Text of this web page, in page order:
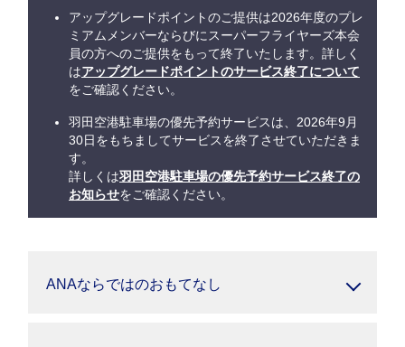
アップグレードポイントのご提供は2026年度のプレ
ミアムメンバーならびにスーパーフライヤーズ本会
員の方へのご提供をもって終了いたします。詳しく
はアップグレードポイントのサービス終了について
をご確認ください。
羽田空港駐車場の優先予約サービスは、2026年9月
30日をもちましてサービスを終了させていただきま
す。
詳しくは羽田空港駐車場の優先予約サービス終了の
お知らせをご確認ください。
ANAならではのおもてなし